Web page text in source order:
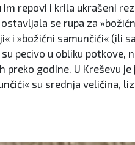
repovi i krila ukrašeni
se rupa za
i »božićni samunčići« (ili
pecivo u obliku
godine. U Kreševu
su srednja veličina,